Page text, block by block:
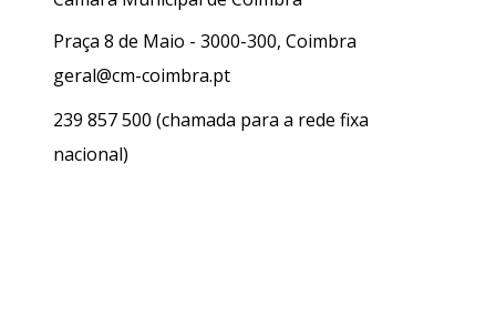
Praça 8 de Maio - 3000-300, Coimbra
geral@cm-coimbra.pt
239 857 500 (chamada para a rede fixa
nacional)